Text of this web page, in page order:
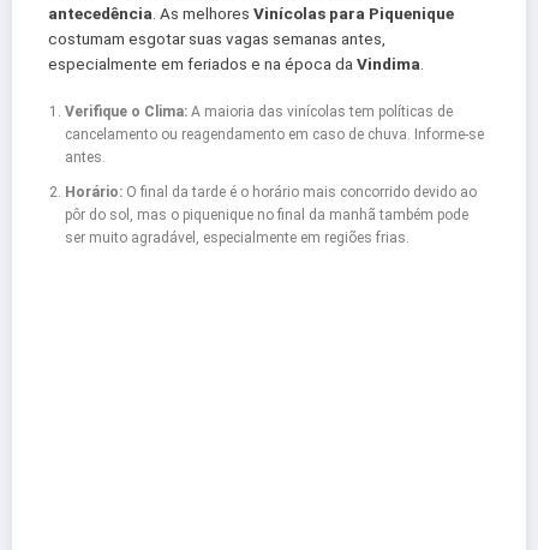
antecedência. As melhores Vinícolas para Piquenique
costumam esgotar suas vagas semanas antes,
especialmente em feriados e na época daVindima.
Verifique o Clima:A maioria das vinícolas tem políticas de
cancelamento ou reagendamento em caso de chuva. Informe-se
antes.
Horário:O final da tarde é o horário mais concorrido devido ao
pôr do sol, mas o piquenique no final da manhã também pode
ser muito agradável, especialmente em regiões frias.